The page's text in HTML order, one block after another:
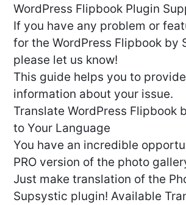
WordPress Flipbook Plugin
If you have any problem or
for the WordPress Flipbook by
please let us know!
This guide helps you to
information about your issue.
Translate WordPress Flipbook
to Your Language
You have an incredible
PRO version of the photo
Just make translation of the
Supsystic plugin! Available